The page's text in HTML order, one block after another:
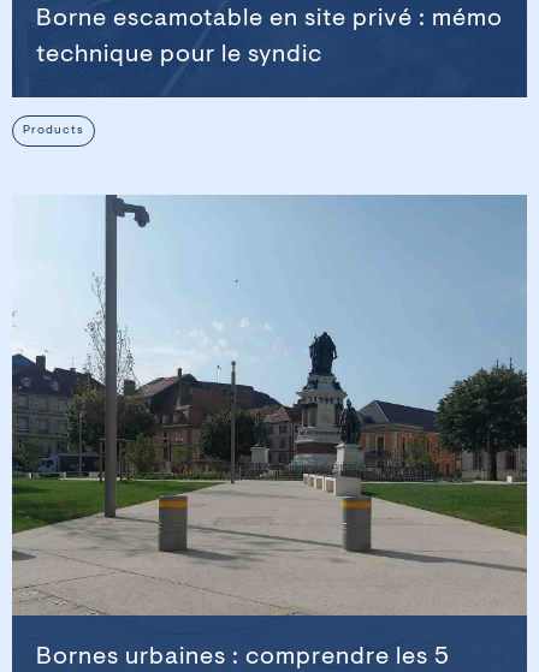
Borne escamotable en site privé : mémo
technique pour le syndic
Products
Bornes urbaines : comprendre les 5